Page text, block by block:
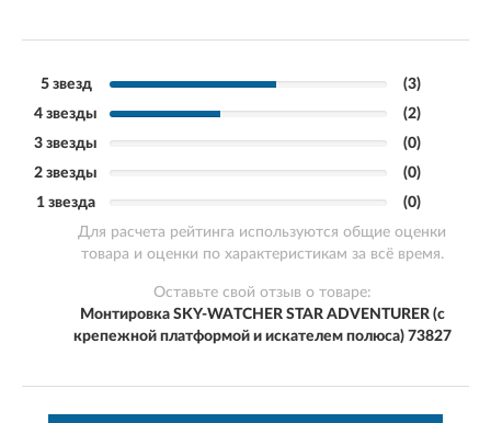
5 звезд
(3)
4 звезды
(2)
3 звезды
(0)
2 звезды
(0)
1 звезда
(0)
Для расчета рейтинга используются общие оценки
товара и оценки по характеристикам за всё время.
Оставьте свой отзыв о товаре:
Монтировка SKY-WATCHER STAR ADVENTURER (с
крепежной платформой и искателем полюса) 73827